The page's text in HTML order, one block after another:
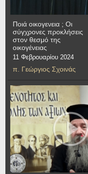
Ποιά οικογενεια ; Οι
σύγχρονες προκλήσεις
στον θεσμό της
οικογένειας
11 Φεβρουαρίου 2024
π. Γεώργιος Σχοινάς